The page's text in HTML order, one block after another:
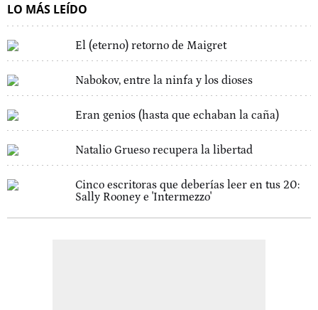
LO MÁS LEÍDO
El (eterno) retorno de Maigret
Nabokov, entre la ninfa y los dioses
Eran genios (hasta que echaban la caña)
Natalio Grueso recupera la libertad
Cinco escritoras que deberías leer en tus 20:
Sally Rooney e 'Intermezzo'